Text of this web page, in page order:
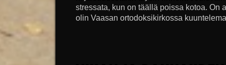
stressata, kun on täällä poissa kotoa. On
olin Vaasan ortodoksikirkossa